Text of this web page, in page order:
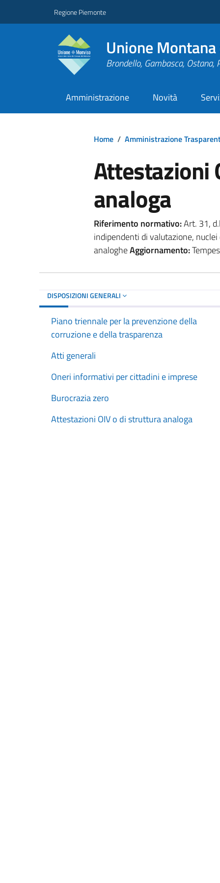
Regione Piemonte
Unione
Brondello, Gambasca, Ostana,
Amministrazione Novità
Home / Amministrazione
Attestazioni
analoga
Riferimento normativo:Art. 31,
indipendenti di valutazione,
analogheAggiornamento:
DISPOSIZIONI GENERALI
Piano triennale per la prevenzione della
corruzione e della trasparenza
Atti generali
Oneri informativi per cittadini e imprese
Burocrazia zero
Attestazioni OIV o di struttura analoga